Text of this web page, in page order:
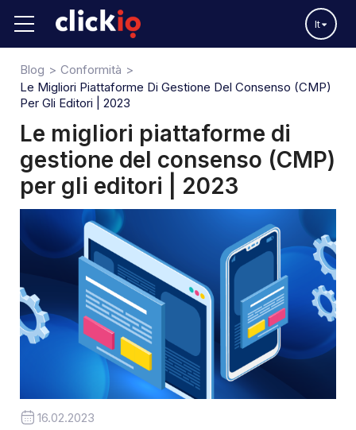
It
Blog
Conformità
Le Migliori Piattaforme Di Gestione Del Consenso (CMP)
Per Gli Editori | 2023
Le migliori piattaforme di
gestione del consenso (CMP)
per gli editori | 2023
16.02.2023